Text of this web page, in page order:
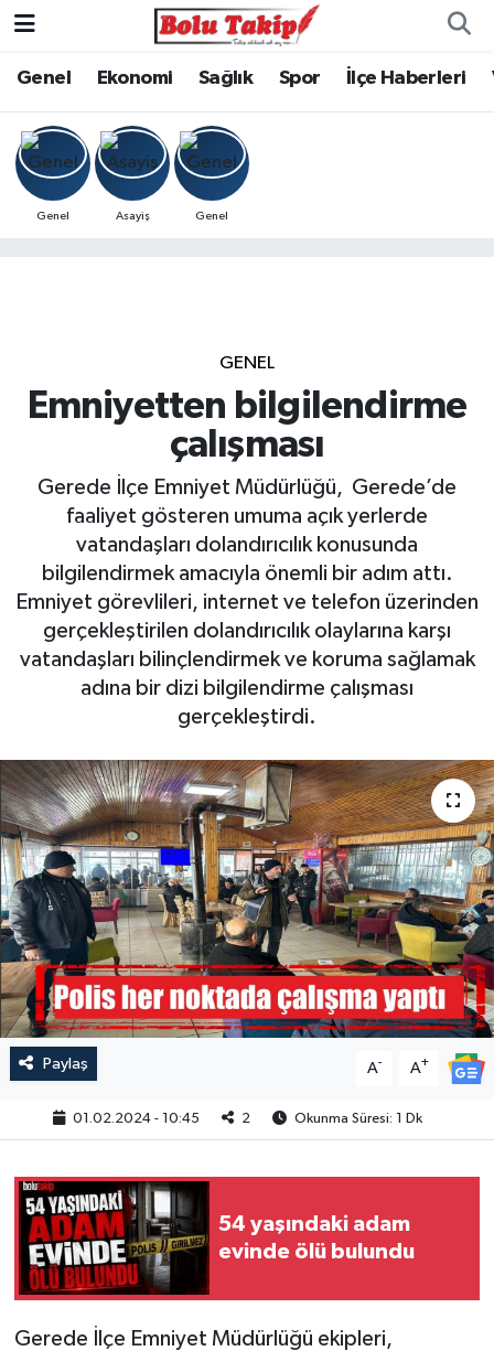
Genel Ekonomi Sağlık Spor İlçe Haberleri
Genel Asayiş Genel
GENEL
Emniyetten bilgilendirme
çalışması
Gerede İlçe Emniyet Müdürlüğü, Gerede’de
faaliyet gösteren umuma açık yerlerde
vatandaşları dolandırıcılık konusunda
bilgilendirmek amacıyla önemli bir adım attı.
Emniyet görevlileri, internet ve telefon üzerinden
gerçekleştirilen dolandırıcılık olaylarına karşı
vatandaşları bilinçlendirmek ve koruma sağlamak
adına bir dizi bilgilendirme çalışması
gerçekleştirdi.
Paylaş A- A+
01.02.2024 - 10:45 2 Okunma Süresi: 1 Dk
54 yaşındaki adam
evinde ölü bulundu
Gerede İlçe Emniyet Müdürlüğü ekipleri,